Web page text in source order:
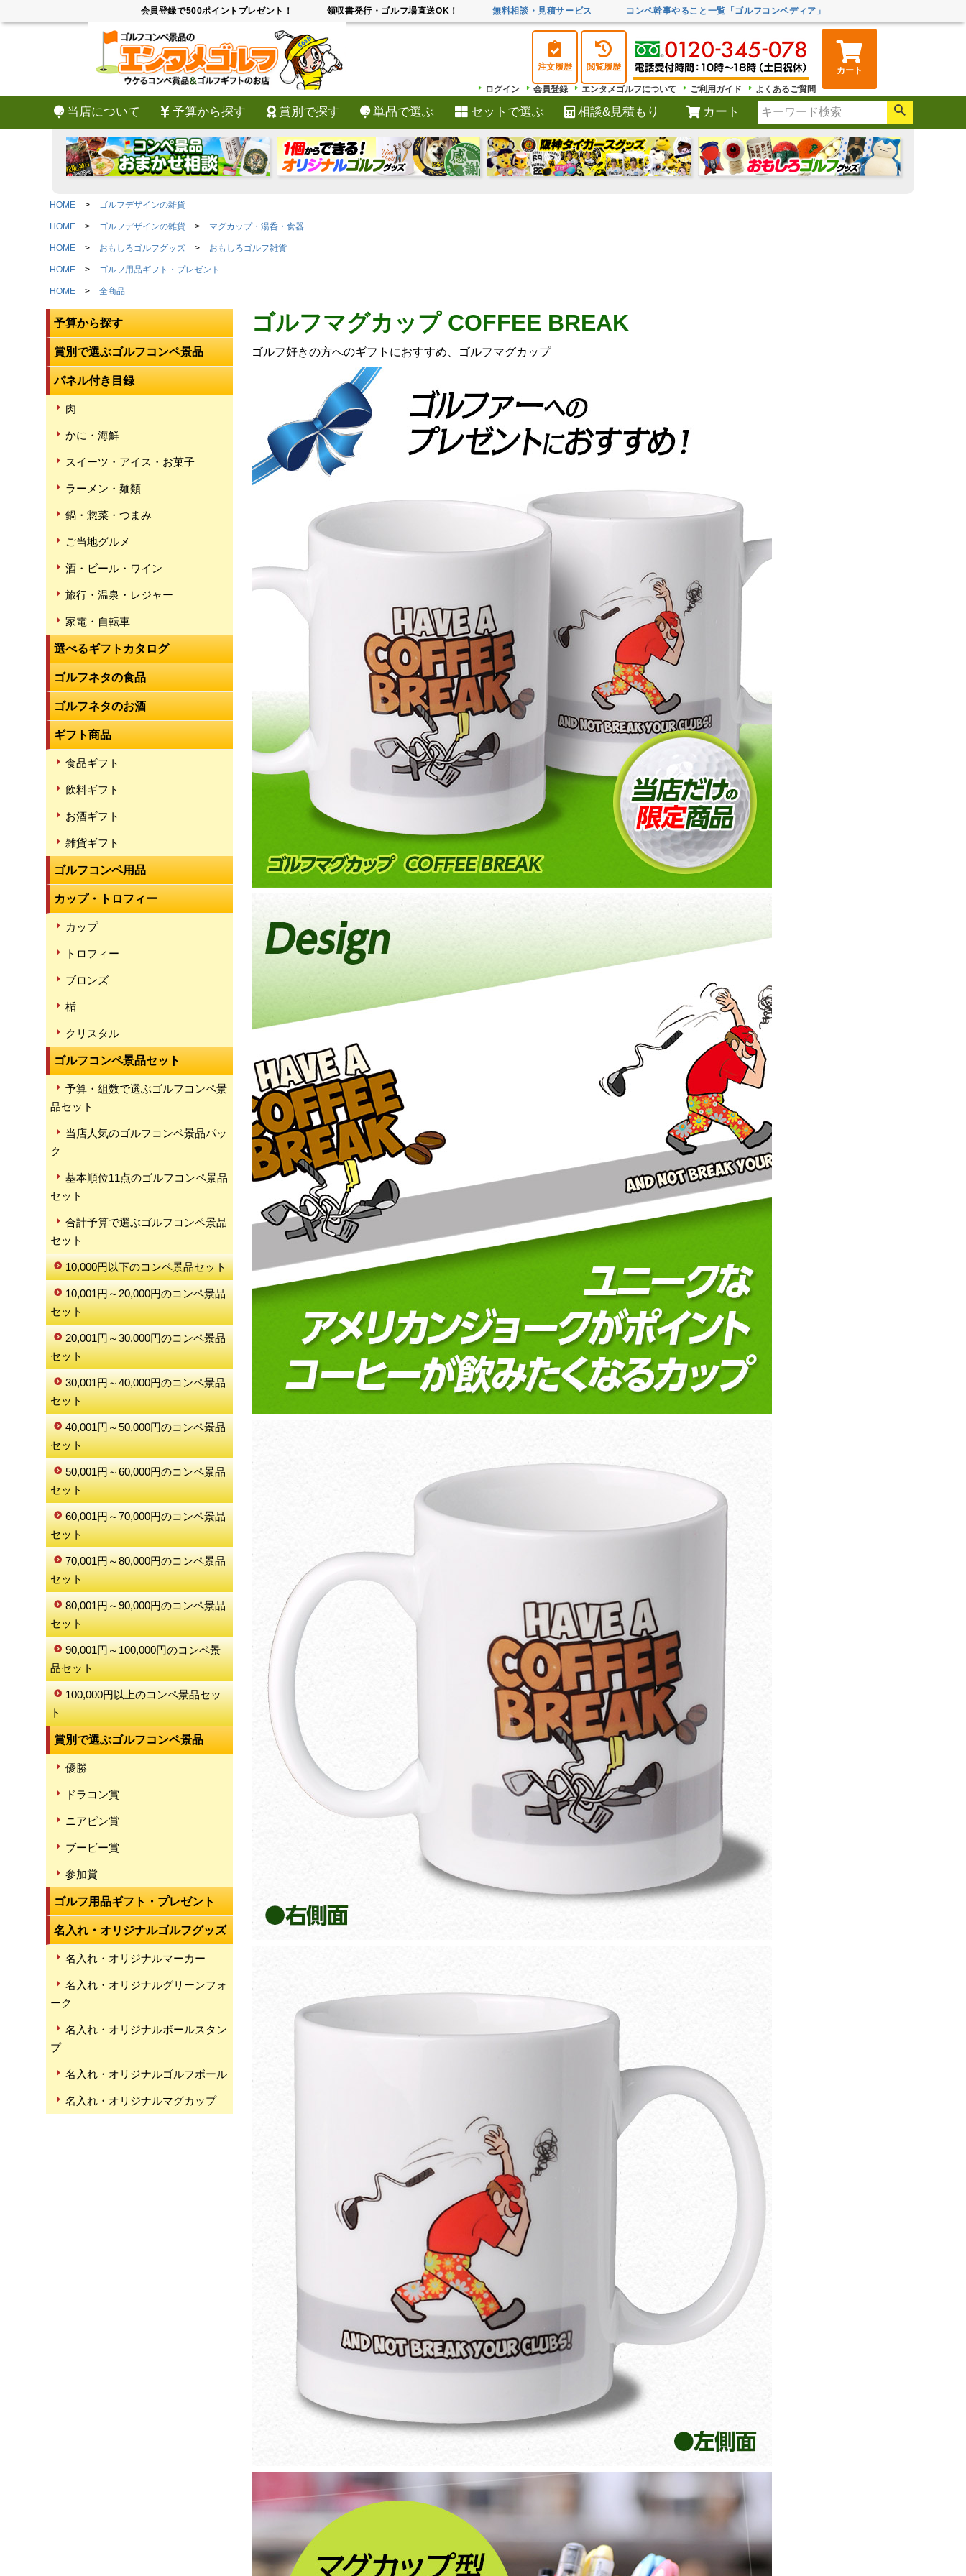
会員登録で500ポイントプレゼント！ 領収書発行・ゴルフ場直送OK！ 無料相談・見積サービス コンペ幹事やること一覧「ゴルフコンペディア」
注文履歴 閲覧履歴
カート
ログイン
会員登録 エンタメゴルフについて ご利用ガイド よくあるご質問
当店について 予算から探す 賞別で探す 単品で選ぶ セットで選ぶ 相談&見積もり カート
検索
HOME ゴルフデザインの雑貨
HOME ゴルフデザインの雑貨 マグカップ・湯呑・食器
HOME おもしろゴルフグッズ おもしろゴルフ雑貨
HOME ゴルフ用品ギフト・プレゼント
HOME 全商品
予算から探す
賞別で選ぶゴルフコンペ景品
パネル付き目録
肉
かに・海鮮
スイーツ・アイス・お菓子
ラーメン・麺類
鍋・惣菜・つまみ
ご当地グルメ
酒・ビール・ワイン
旅行・温泉・レジャー
家電・自転車
選べるギフトカタログ
ゴルフネタの食品
ゴルフネタのお酒
ギフト商品
食品ギフト
飲料ギフト
お酒ギフト
雑貨ギフト
ゴルフコンペ用品
カップ・トロフィー
カップ
トロフィー
ブロンズ
楯
クリスタル
ゴルフコンペ景品セット
予算・組数で選ぶゴルフコンペ景
品セット
当店人気のゴルフコンペ景品パッ
ク
基本順位11点のゴルフコンペ景品
セット
合計予算で選ぶゴルフコンペ景品
セット
10,000円以下のコンペ景品セット
10,001円～20,000円のコンペ景品
セット
20,001円～30,000円のコンペ景品
セット
30,001円～40,000円のコンペ景品
セット
40,001円～50,000円のコンペ景品
セット
50,001円～60,000円のコンペ景品
セット
60,001円～70,000円のコンペ景品
セット
70,001円～80,000円のコンペ景品
セット
80,001円～90,000円のコンペ景品
セット
90,001円～100,000円のコンペ景
品セット
100,000円以上のコンペ景品セッ
ト
賞別で選ぶゴルフコンペ景品
優勝
ドラコン賞
ニアピン賞
ブービー賞
参加賞
ゴルフ用品ギフト・プレゼント
名入れ・オリジナルゴルフグッズ
名入れ・オリジナルマーカー
名入れ・オリジナルグリーンフォ
ーク
名入れ・オリジナルボールスタン
プ
名入れ・オリジナルゴルフボール
名入れ・オリジナルマグカップ
ゴルフマグカップ COFFEE BREAK
ゴルフ好きの方へのギフトにおすすめ、ゴルフマグカップ